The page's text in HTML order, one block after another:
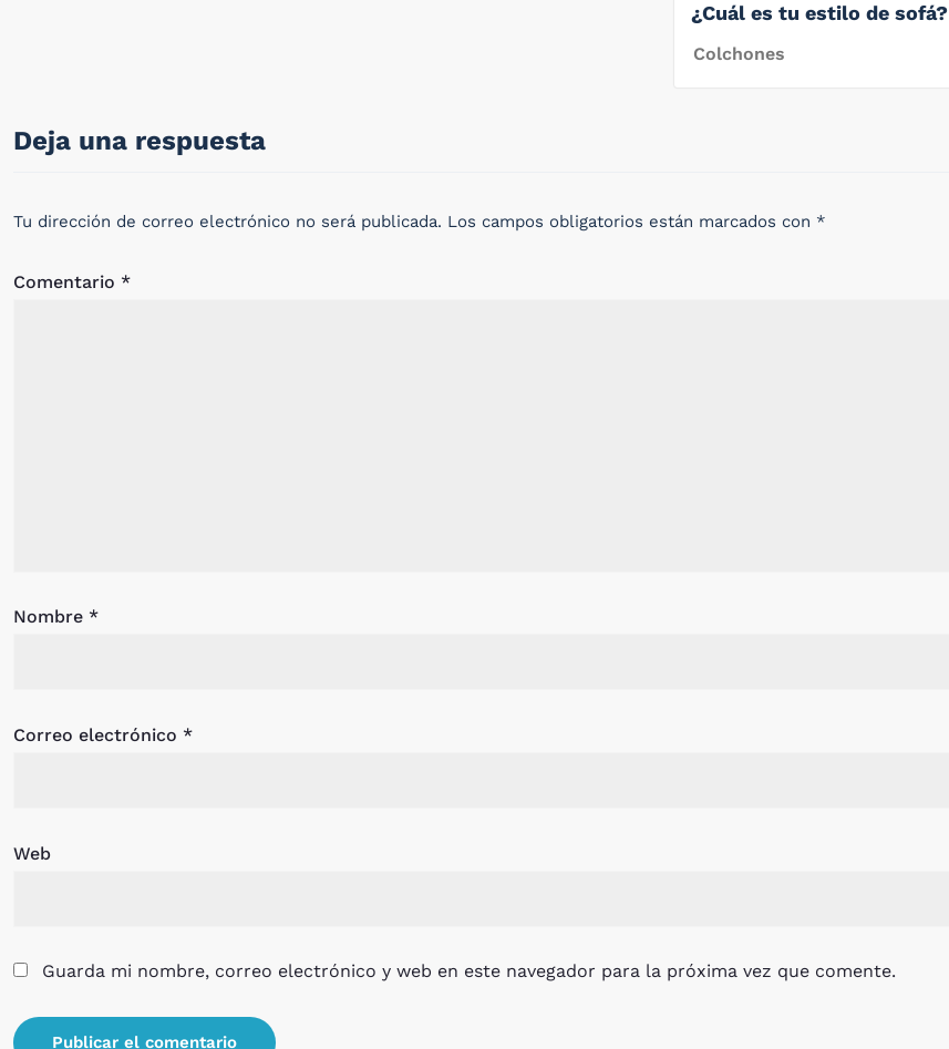
¿Cuál es tu estilo de sofá?
Colchones
Deja una respuesta
Tu dirección de correo electrónico no será publicada. Los campos obligatorios están marcados con *
Comentario *
Nombre *
Correo electrónico *
Web
Guarda mi nombre, correo electrónico y web en este navegador para la próxima vez que comente.